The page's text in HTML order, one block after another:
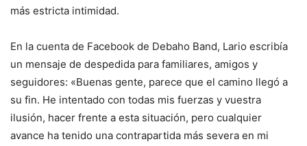
más estricta intimidad.
En la cuenta de Facebook de Debaho Band, Lario escribía
un mensaje de despedida para familiares, amigos y
seguidores: «Buenas gente, parece que el camino llegó a
su fin. He intentado con todas mis fuerzas y vuestra
ilusión, hacer frente a esta situación, pero cualquier
avance ha tenido una contrapartida más severa en mi